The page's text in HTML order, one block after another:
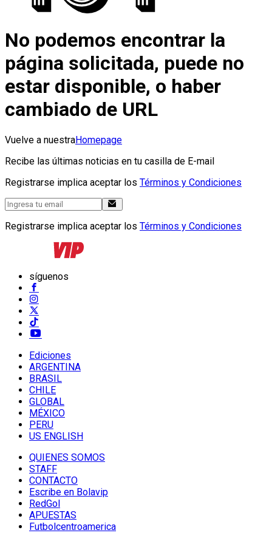
No podemos encontrar la
página solicitada, puede no
estar disponible, o haber
cambiado de URL
Vuelve a nuestraHomepage
Recibe las últimas noticias en tu casilla de E-mail
Registrarse implica aceptar los Términos y Condiciones
Registrarse implica aceptar los Términos y Condiciones
síguenos
Ediciones
ARGENTINA
BRASIL
CHILE
GLOBAL
MÉXICO
PERU
US ENGLISH
QUIENES SOMOS
STAFF
CONTACTO
Escribe en Bolavip
RedGol
APUESTAS
Futbolcentroamerica